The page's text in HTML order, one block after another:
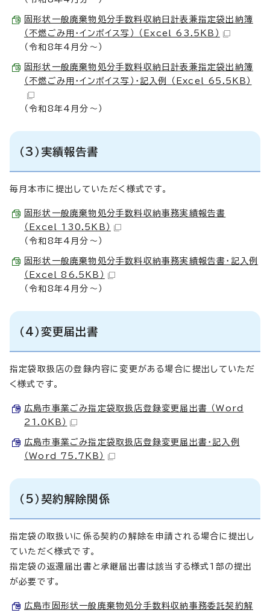
固形状一般廃棄物処分手数料収納日計表兼指定袋出納簿
（不燃ごみ用・インボイス写） （Excel 63.5KB）
（令和8年4月分～）
固形状一般廃棄物処分手数料収納日計表兼指定袋出納簿
（不燃ごみ用・インボイス写）・記入例 （Excel 65.5KB）
（令和8年4月分～）
（3）実績報告書
毎月本市に提出していただく様式です。
固形状一般廃棄物処分手数料収納事務実績報告書
（Excel 130.5KB）
（令和8年4月分～）
固形状一般廃棄物処分手数料収納事務実績報告書・記入例
（Excel 86.5KB）
（令和8年4月分～）
（4）変更届出書
指定袋取扱店の登録内容に変更がある場合に提出していただ
く様式です。
広島市事業ごみ指定袋取扱店登録変更届出書 （Word
21.0KB）
広島市事業ごみ指定袋取扱店登録変更届出書・記入例
（Word 75.7KB）
（5）契約解除関係
指定袋の取扱いに係る契約の解除を申請される場合に提出し
ていただく様式です。
指定袋の返還届出書と承継届出書は該当する様式1部の提出
が必要です。
広島市固形状一般廃棄物処分手数料収納事務委託契約解